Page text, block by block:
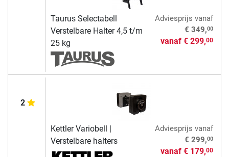
Taurus Selectabell
Verstelbare Halter 4,5 t/m
25 kg
Adviesprijs vanaf
€ 349,00
vanaf € 299,00
2
Kettler Variobell |
Verstelbare halters
Adviesprijs vanaf
€ 299,00
vanaf € 179,00